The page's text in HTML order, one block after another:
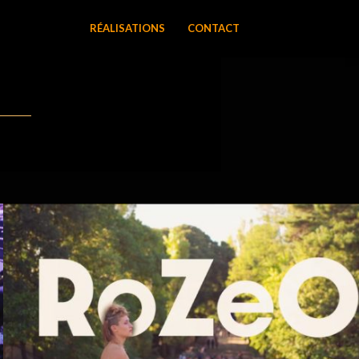
RÉALISATIONS CONTACT
GRATTE CIEL ROZEO 2023